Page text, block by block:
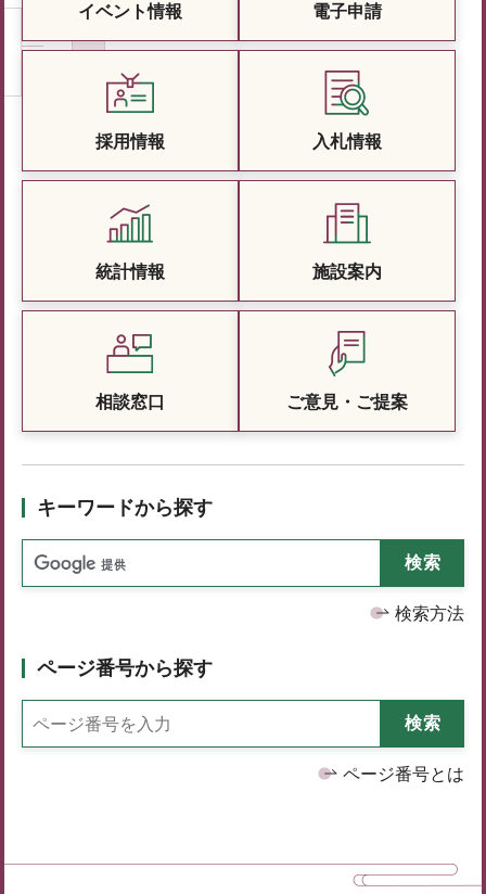
イベント情報 電子申請
採用情報 入札情報
統計情報 施設案内
相談窓口 ご意見・ご提案
キーワードから探す
検索方法
ページ番号から探す
ページ番号とは